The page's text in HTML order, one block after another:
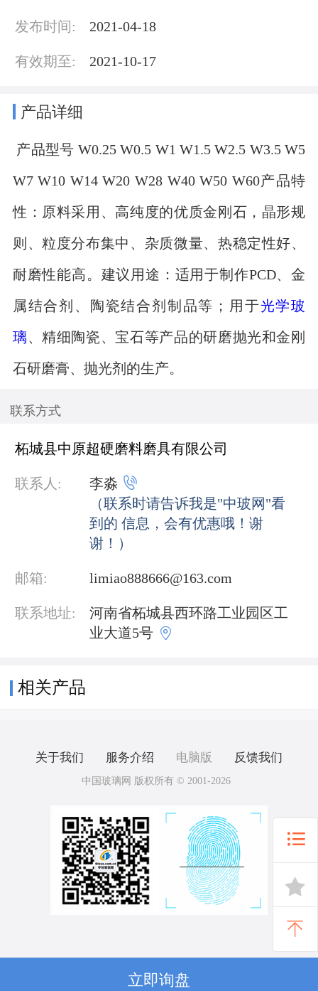
发布时间: 2021-04-18
有效期至: 2021-10-17
产品详细
产品型号 W0.25 W0.5 W1 W1.5 W2.5 W3.5 W5
W7 W10 W14 W20 W28 W40 W50 W60产品特
性：原料采用、高纯度的优质金刚石，晶形规
则、粒度分布集中、杂质微量、热稳定性好、
耐磨性能高。建议用途：适用于制作PCD、金
属结合剂、陶瓷结合剂制品等；用于光学玻
璃 、精细陶瓷、宝石等产品的研磨抛光和金刚
石研磨膏、抛光剂的生产。
联系方式
柘城县中原超硬磨料磨具有限公司
联系人: 李淼 
（联系时请告诉我是"中玻网"看
到的 信息，会有优惠哦！谢
谢！）
邮箱: limiao888666@163.com
联系地址:
河南省柘城县西环路工业园区工
业大道5号 
相关产品
立即询盘
关于我们 服务介绍 电脑版 反馈我们
中国玻璃网 版权所有 © 2001-2026


